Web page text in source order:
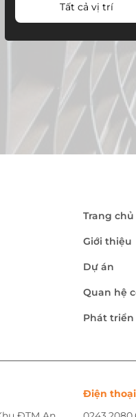
Tất cả vị trí
Trang chủ
Giới thiệu
Dự án
Quan hệ
Phát
Điện